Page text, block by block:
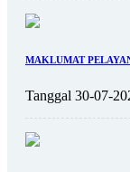
MAKLUMAT
Tanggal 30-07-